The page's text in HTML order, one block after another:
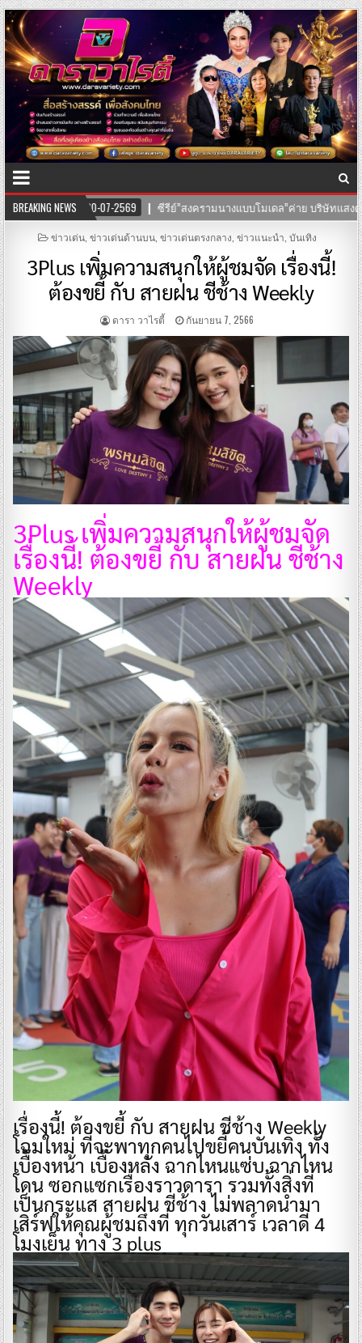
BREAKING NEWS
ษัทแสงตะวันฟิล์ม” นำทีมโดยตัวแม่ “อุ๊บ วิริยะ” ไชยภัทร กำกับการแสดง
POSTED
ข่าวเด่น, ข่าวเด่นด้านบน, ข่าวเด่นตรงกลาง ข่าวแนะนำ บันเทิง
3Plus เพิ่มความสนุกให้ผู้ชมจัด เรื่องนี้!
ต้องขยี้ กับ สายฝน ชีช้าง Weekly
ดารา วาไรตี้ กันยายน 7, 2566
3Plus เพิ่มความสนุกให้ผู้ชมจัด
เรื่องนี้! ต้องขยี้ กับ สายฝน ชีช้าง
Weekly
เรื่องนี้! ต้องขยี้ กับ สายฝน ชีช้าง Weekly
โฉมใหม่ ที่จะพาทุกคนไปขยี้คนบันเทิง ทั้ง
เบื้องหน้า เบื้องหลัง ฉากไหนแซ่บ ฉากไหน
โดน ซอกแซกเรื่องราวดารา รวมทั้งสิ่งที่
เป็นกระแส สายฝน ชีช้าง ไม่พลาดนำมา
เสิร์ฟให้คุณผู้ชมถึงที่ ทุกวันเสาร์ เวลาดี 4
โมงเย็น ทาง 3 plus